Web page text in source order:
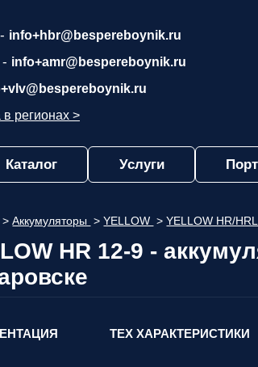
info+hbr@bespereboynik.ru
info+amr@bespereboynik.ru
в регионах >
Каталог Услуги
> Аккумуляторы > YELLOW > YELLOW HR/HRL
HR 12-9 -
ТЕХ ХАРАКТЕРИСТИКИ